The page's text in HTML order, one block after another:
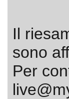
Il
sono
Per